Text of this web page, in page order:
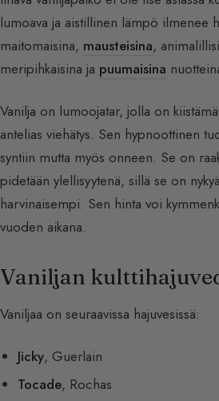
lumoava ja aistillinen lämpö ilmenee
maitomaisina, mausteisina,
meripihkaisina ja puumaisina
Vanilja on lumoojatar, jolla on
antelias viehätys. Sen hypnoottinen
syntiin mutta myös onneen. Se on
pidetään ylellisyytenä, sillä se on
harvinaisempi. Sen hinta voi
vuoden aikana.
Vaniljan
Vaniljaa on seuraavissa hajuvesissä:
Jicky, Guerlain
Tocade, Rochas